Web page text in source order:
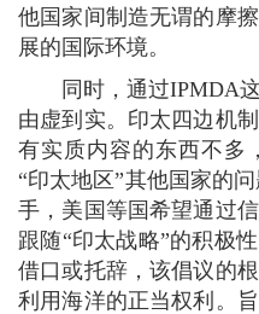
他国家间制造无谓的摩
展的国际环境。
同时，通过IPMDA
由虚到实。印太四边机
有实质内容的东西不多
“印太地区”其他国家的
手，美国等国希望通过
跟随“印太战略”的积极
借口或托辞，该倡议的
利用海洋的正当权利。